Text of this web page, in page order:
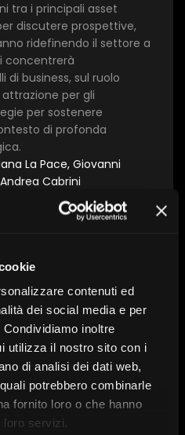
contenuti ed
dei social media e per
inoltre
utilizza il nostro sito con i
di analisi dei dati web,
potrebbero combinarle
fornito loro o che hanno
loro servizi.
tra i principali asset
discutere prospettive,
ridefinendo il settore a
concentrerà
di business, sul ruolo
attrazione per gli
per sostenere
di profonda
La Pace, Giovanni
Cabrini
su FR|Vision
5 stars
4 stars
3 stars
stars